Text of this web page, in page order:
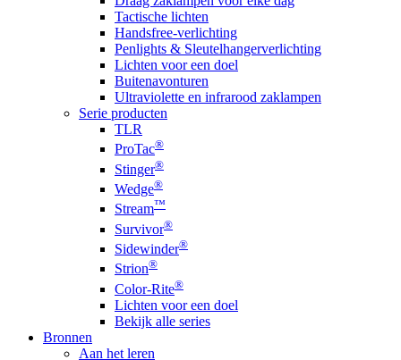
Tactische lichten
Handsfree-verlichting
Penlights & Sleutelhangerverlichting
Lichten voor een doel
Buitenavonturen
Ultraviolette en infrarood zaklampen
Serie producten
TLR
ProTac®
Stinger®
Wedge®
Stream™
Survivor®
Sidewinder®
Strion®
Color-Rite®
Lichten voor een doel
Bekijk alle series
Bronnen
Aan het leren